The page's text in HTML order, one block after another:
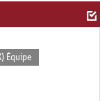
Équipe